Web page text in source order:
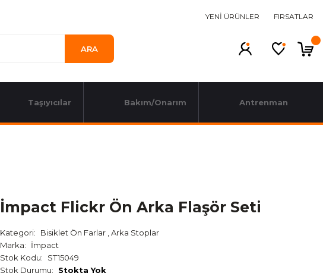
YENİ ÜRÜNLER FIRSATLAR
ARA
Taşıyıcılar Bakım/Onarım Antrenman
İmpact Flickr Ön Arka Flaşör Seti
Kategori Bisiklet Ön Farlar Arka Stoplar
Marka
İmpact
Stok Kodu
ST15049
Stok Durumu
Stokta Yok